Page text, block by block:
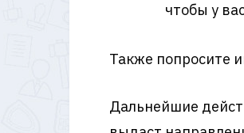
чтобы у
Также попросите
Дальнейшие